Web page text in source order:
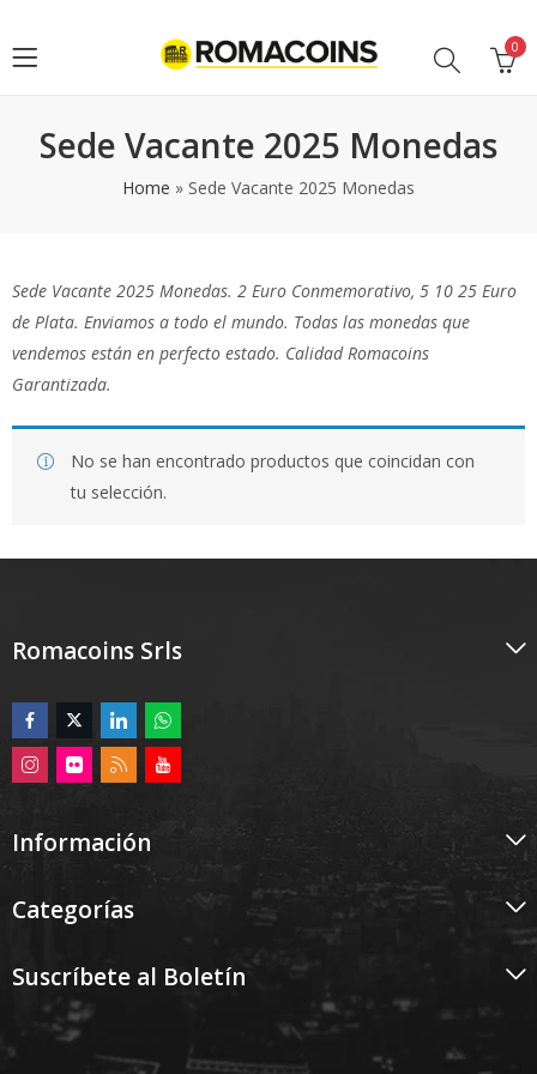
0
Sede Vacante 2025 Monedas
Home » Sede Vacante 2025 Monedas
Sede Vacante 2025 Monedas. 2 Euro Conmemorativo, 5 10 25 Euro
de Plata. Enviamos a todo el mundo. Todas las monedas que
vendemos están en perfecto estado. Calidad Romacoins
Garantizada.
No se han encontrado productos que coincidan con
tu selección.
Romacoins Srls
Información
Categorías
Suscríbete al Boletín